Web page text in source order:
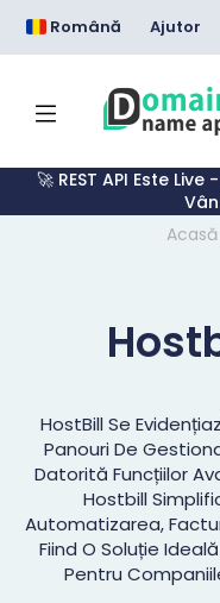
Română Ajutor
🚀 REST API Este
Acasă
HostBill Se
Panouri De
Datorită Funcțiilor
Hostbill
Automatizarea,
Fiind O Soluție
Pentru